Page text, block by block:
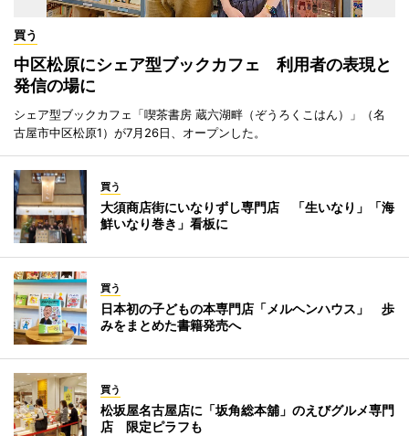
買う
中区松原にシェア型ブックカフェ 利用者の表現と
発信の場に
シェア型ブックカフェ「喫茶書房 蔵六湖畔（ぞうろくこはん）」（名
古屋市中区松原1）が7月26日、オープンした。
買う
大須商店街にいなりずし専門店 「生いなり」「海
鮮いなり巻き」看板に
買う
日本初の子どもの本専門店「メルヘンハウス」 歩
みをまとめた書籍発売へ
買う
松坂屋名古屋店に「坂角総本舖」のえびグルメ専門
店 限定ピラフも